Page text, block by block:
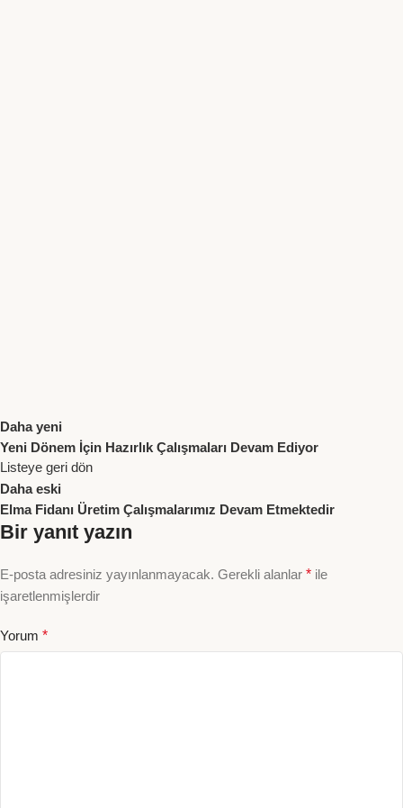
Daha yeni
Yeni Dönem İçin Hazırlık Çalışmaları Devam Ediyor
Listeye geri dön
Daha eski
Elma Fidanı Üretim Çalışmalarımız Devam Etmektedir
Bir yanıt yazın
E-posta adresiniz yayınlanmayacak. Gerekli alanlar * ile
işaretlenmişlerdir
Yorum *